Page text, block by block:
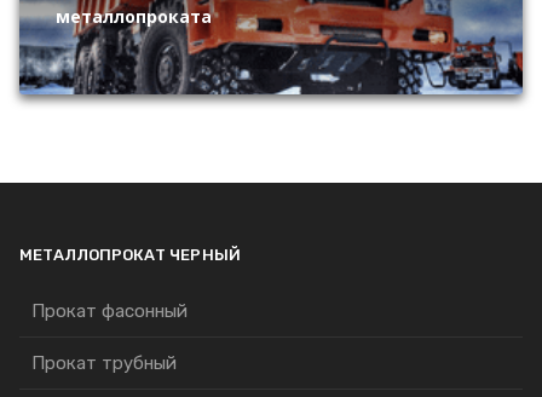
металлопроката
МЕТАЛЛОПРОКАТ ЧЕРНЫЙ
Прокат фасонный
Прокат трубный